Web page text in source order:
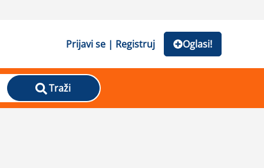
Prijavi se | Registruj Oglasi!
Traži